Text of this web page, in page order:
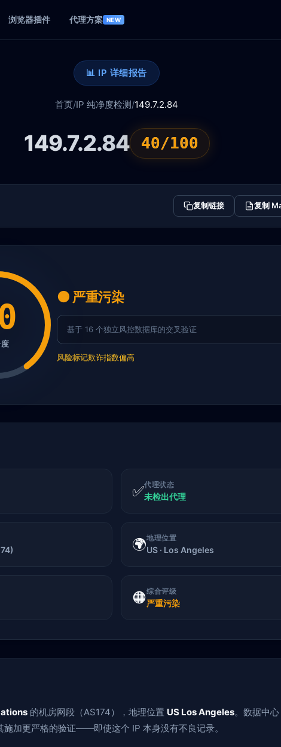
浏览器插件 代理方案 NEW
📊 IP 详细报告
首页/IP 纯净度检测/149.7.2.84
149.7.2.84 40/100
复制链接 复制
🟠 严重污染
基于 16 个独立风控数据库的交叉验证
风险标记欺诈指数偏高
✅代理状态
未检出代理
🌍地理位置
US · Los Angeles
🟠综合评级
严重污染
的机房网段（AS174），地理位置 US Los Angeles。数据中
施加更严格的验证——即使这个 IP 本身没有不良记录。